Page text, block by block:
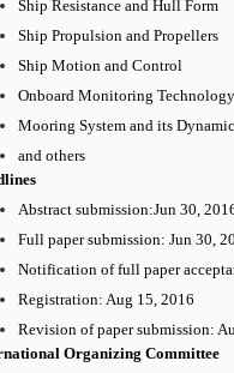
Ship Resistance and Hull Form
Ship Propulsion and Propellers
Ship Motion and Control
Onboard Monitoring Technology
Mooring System and its
and others
Abstract submission:Jun 30,
Full paper submission: Jun 30,
Notification of full paper
Registration: Aug 15, 2016
Revision of paper submission:
Organizing Committee